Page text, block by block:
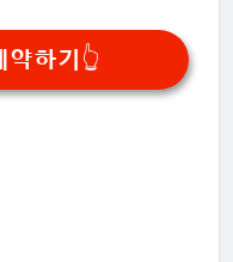
하기👆